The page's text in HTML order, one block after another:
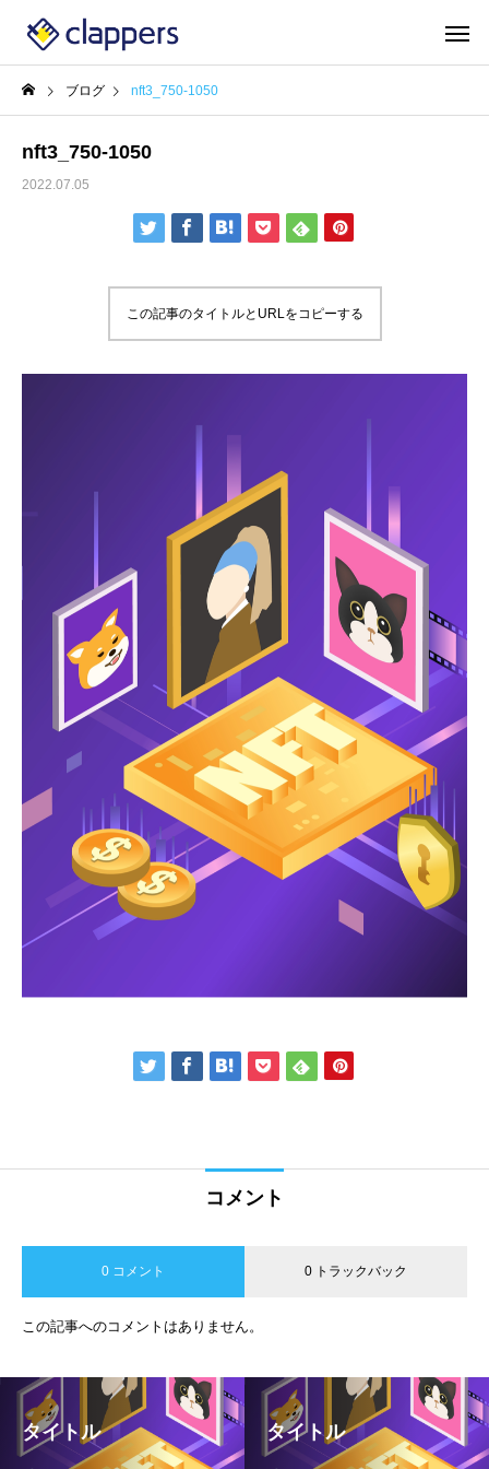
ブログ nft3_750-1050
nft3_750-1050
2022.07.05
この記事のタイトルとURLをコピーする
コメント
0 コメント 0 トラックバック
この記事へのコメントはありません。
タイトル タイトル